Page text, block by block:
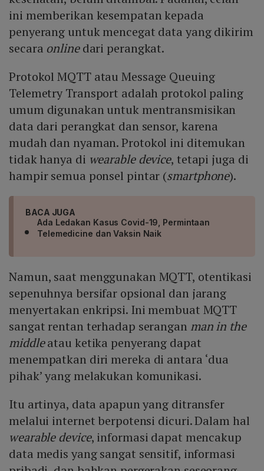
ini memberikan kesempatan kepada
penyerang untuk mencegat data yang dikirim
secara onlinedari perangkat.
Protokol MQTT atau Message Queuing
Telemetry Transport adalah protokol paling
umum digunakan untuk mentransmisikan
data dari perangkat dan sensor, karena
mudah dan nyaman. Protokol ini ditemukan
tidak hanya di wearable device, tetapi juga di
hampir semua ponsel pintar (smartphone).
BACA JUGA
Ada Ledakan Kasus Covid-19, Permintaan
Telemedicine dan Vaksin Naik
Namun, saat menggunakan MQTT, otentikasi
sepenuhnya bersifar opsional dan jarang
menyertakan enkripsi. Ini membuat MQTT
sangat rentan terhadap serangan man in the
middleatau ketika penyerang dapat
menempatkan diri mereka di antara ‘dua
pihak’ yang melakukan komunikasi.
Itu artinya, data apapun yang ditransfer
melalui internet berpotensi dicuri. Dalam hal
wearable device, informasi dapat mencakup
data medis yang sangat sensitif, informasi